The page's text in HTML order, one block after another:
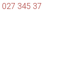
027 345 37